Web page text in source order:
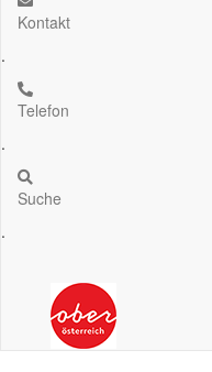
Kontakt
.
Telefon
.
Suche
.